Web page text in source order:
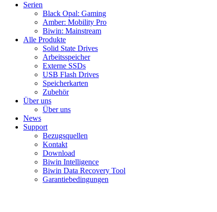
Serien
Black Opal: Gaming
Amber: Mobility Pro
Biwin: Mainstream
Alle Produkte
Solid State Drives
Arbeitsspeicher
Externe SSDs
USB Flash Drives
Speicherkarten
Zubehör
Über uns
Über uns
News
Support
Bezugsquellen
Kontakt
Download
Biwin Intelligence
Biwin Data Recovery Tool
Garantiebedingungen